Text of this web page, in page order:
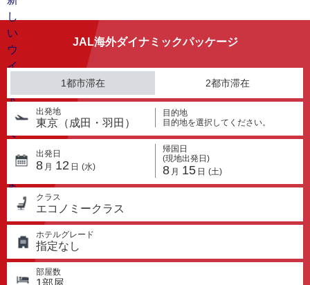
JAL海外ダイナミックパッケージ
1都市滞在 2都市滞在
出発地
東京（成田・羽田）
目的地
目的地を選択してください。
出発日
8 月 12 日 (水)
帰国日
(現地出発日)
8 月 15 日 (土)
クラス
エコノミークラス
ホテルグレード
指定なし
部屋数